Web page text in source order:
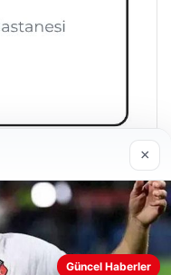
iyi anlayabilmek,
×
Güncel Haberler